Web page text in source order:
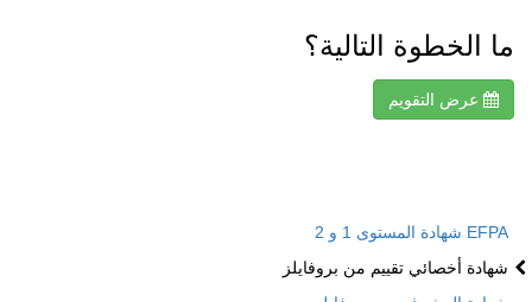
ما الخطوة التالية؟
عرض التقويم
EFPA شهادة المستوى 1 و 2
شهادة أخصائي تقييم من بروفايلز